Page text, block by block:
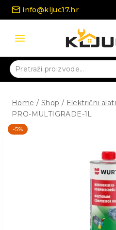
Skip
info@kljuc17.hr
Pretraži:
Home / Shop / Električni alati
PRO-MULTIGRADE-1L
-5%